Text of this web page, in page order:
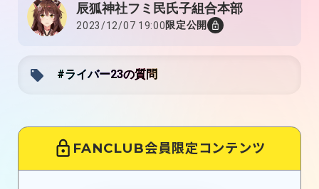
辰狐神社フミ民氏子組合本部
2023/12/07 19:00限定公開
#ライバー23の質問
FANCLUB会員限定コンテンツ